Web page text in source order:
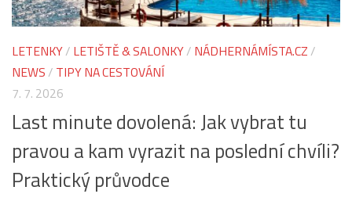
LETENKY/ LETIŠTĚ & SALONKY/ NÁDHERNÁMÍSTA.CZ /
NEWS / TIPY NA CESTOVÁNÍ
7. 7. 2026
Last minute dovolená: Jak vybrat tu
pravou a kam vyrazit na poslední chvíli?
Praktický průvodce